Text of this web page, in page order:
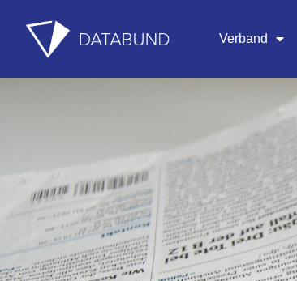
Verband